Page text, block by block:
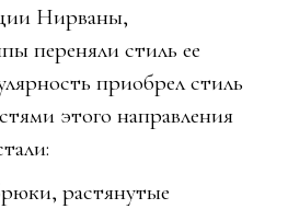
Нирваны,
переняли стиль ее
приобрел стиль
этого направления
растянутые